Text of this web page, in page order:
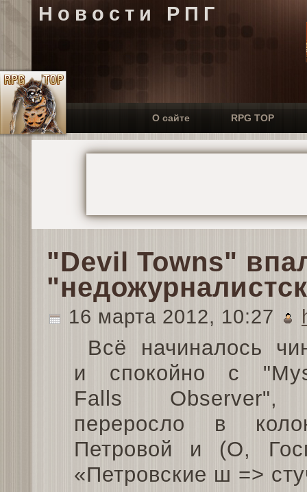
Новости РПГ
О сайте RPG TOP
"Devil Towns"
16 марта 2012, 10:27
Всё начиналось
и спокойно с
Falls
переросло в
Петровой и (О,
«Петровские ш =>